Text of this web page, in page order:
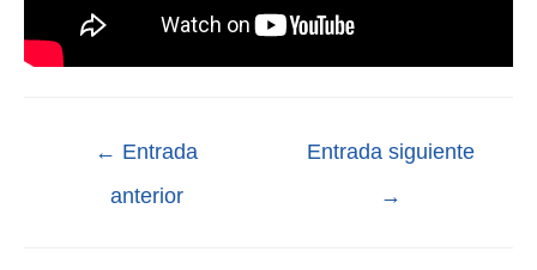
← Entrada
anterior
Entrada siguiente
→